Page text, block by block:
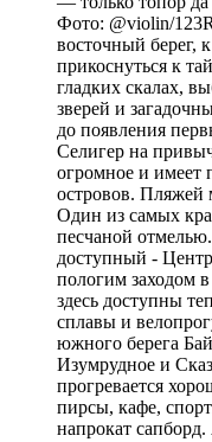
Фото: @violin/
восточный берег,
прикоснуться к
гладких скалах,
зверей и
до появления
Селигер на
огромное и имеет
островов. Пляжей
Один из самых
песчаной
доступный -
пологим заходом
здесь доступны
сплавы и
южного берега
Изумрудное и
прогревается
пирсы, кафе,
напрокат